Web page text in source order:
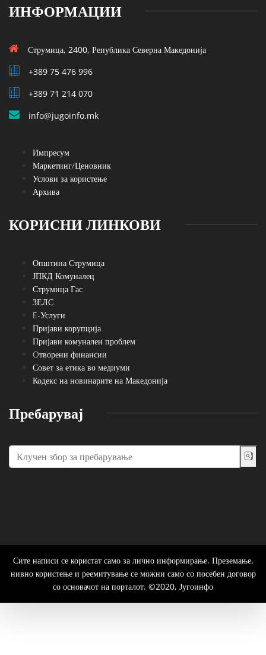
ИНФОРМАЦИИ
Струмица, 2400, Република Северна Македонија
+389 75 476 996
+389 71 214 070
info@jugoinfo.mk
Импресум
Маркетинг/Ценовник
Услови за користење
Архива
КОРИСНИ ЛИНКОВИ
Општина Струмица
ЈПКД Комуналец
Струмица Гас
ЗЕЛС
E-Услуги
Пријави корупција
Пријави комунален проблем
Oтворени финансии
Совет за етика во медиуми
Кодекс на новинарите на Македонија
Пребарувај
Сите написи се користат само за лично информирање. Преземање,
нивно користење и реемитување се можни само со посебен договор
со основачот на порталот. ©2020, Југоинфо